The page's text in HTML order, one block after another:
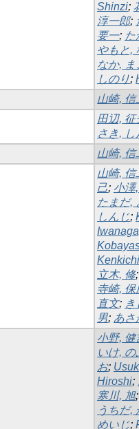
Shinzi;
淳一郎;
要一;
やもと,
なか, ま
しのり;
山崎, 信
田辺, 征
さき, し
山崎, 信
山崎, 信
己; 小澤
たまだ,
しんじ;
Kenkichi
立木, 修;
寺崎, 保
直文;
男; あさ
小野, 健
いけ, の
お;
Hiroshi;
寒川, 旭;
うちだ,
めいじ;